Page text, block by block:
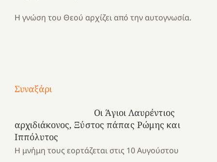
Η γνώση του Θεού αρχίζει από την αυτογνωσία.
Συναξάρι
Οι Άγιοι Λαυρέντιος
αρχιδιάκονος, Ξύστος πάπας Ρώμης και
Ιππόλυτος
Η μνήμη τους εορτάζεται στις 10 Αυγούστου
αναμνήσεων…
ένα
καλοκαίρι
τραγούδι
στο
Νοσοκομείο
“Ερυθρός
από
το
Ελληνικό